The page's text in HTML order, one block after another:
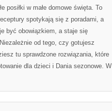
posiłki w małe domowe święta. To
spotykają się z poradami, a
być obowiązkiem, a staje się
od tego, czy gotujesz
tu sprawdzone rozwiązania, które
dla dzieci i Dania sezonowe. W